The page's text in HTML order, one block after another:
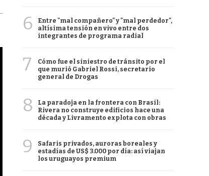
6
Entre "mal compañero" y "mal perdedor",
altísima tensión en vivo entre dos
integrantes de programa radial
7
Cómo fue el siniestro de tránsito por el
que murió Gabriel Rossi, secretario
general de Drogas
8
La paradoja en la frontera con Brasil:
Rivera no construye edificios hace una
década y Livramento explota con obras
9
Safaris privados, auroras boreales y
estadías de US$ 3.000 por día: así viajan
los uruguayos premium